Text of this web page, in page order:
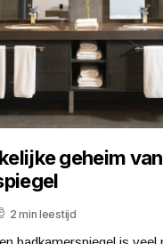
geheim
2 min leestijd